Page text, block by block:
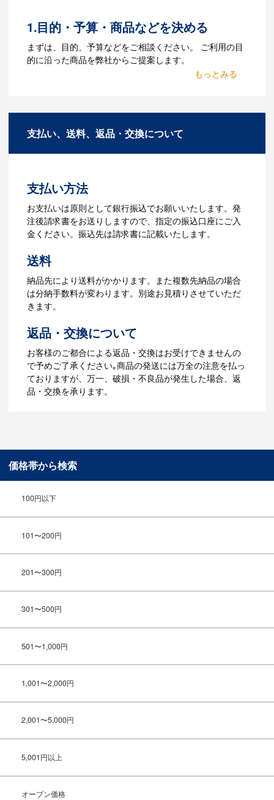
Q：ウェブサイトに掲載され
ていないオリジナルのノベル
タマイズが可能です。お気軽にご相談く
1.目的・予算・商品などを決める
まずは、目的、予算などをご相談ください。 ご利用の目
的に沿った商品を弊社からご提案します。
お見積を弊社からお出しします。
3.発注・データ入稿
ら、ご注文書をお送りします。
【名入れをする場合】名入れに必要なデ
ータをご入稿頂き、名入れイメージをデ
ータでご確認いただきます。
4.納品
【名入れをする場合】データのご入稿後
３週間程度で納品となります。
【名入れなしの場合】在庫がある場合、3
～5営業日程度で納品となります。
ご利用ガイドをもっとみる
支払い、送料、返品・交換について
支払い方法
お支払いは原則として銀行振込でお願いいたします。発
注後請求書をお送りしますので、指定の振込口座にご入
金ください。振込先は請求書に記載いたします。
送料
納品先により送料がかかります。また複数先納品の場合
は分納手数料が変わります。別途お見積りさせていただ
きます。
返品・交換について
お客様のご都合による返品・交換はお受けできませんの
で予めご了承ください｡商品の発送には万全の注意を払っ
ておりますが、万一、破損・不良品が発生した場合、返
品・交換を承ります。
価格帯から検索
100円以下
101〜200円
201〜300円
301〜500円
501〜1,000円
1,001〜2,000円
2,001〜5,000円
5,001円以上
オープン価格